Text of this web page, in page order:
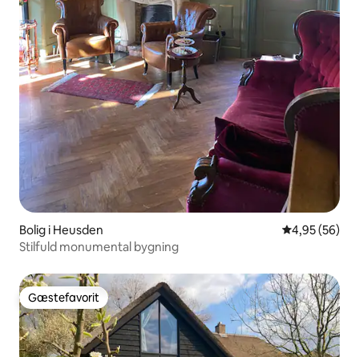
Bolig i Heusden 4,95 ud af 5 i
4,95 (56)
Stilfuld monumental bygning
Gæstefavorit
Gæstefavorit